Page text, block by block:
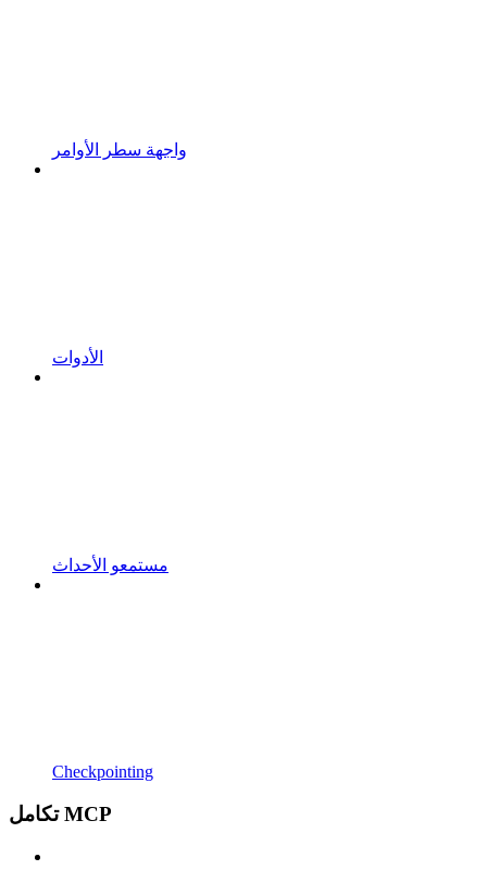
واجهة سطر الأوامر
الأدوات
مستمعو الأحداث
Checkpointing
تكامل MCP